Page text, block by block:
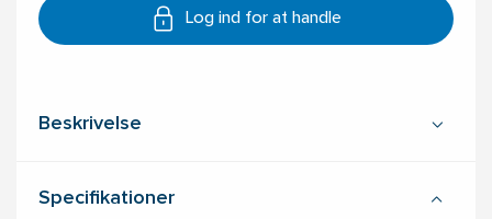
Log ind for at handle
Beskrivelse
Specifikationer